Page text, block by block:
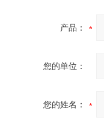
产品：
您的单位：
您的姓名：